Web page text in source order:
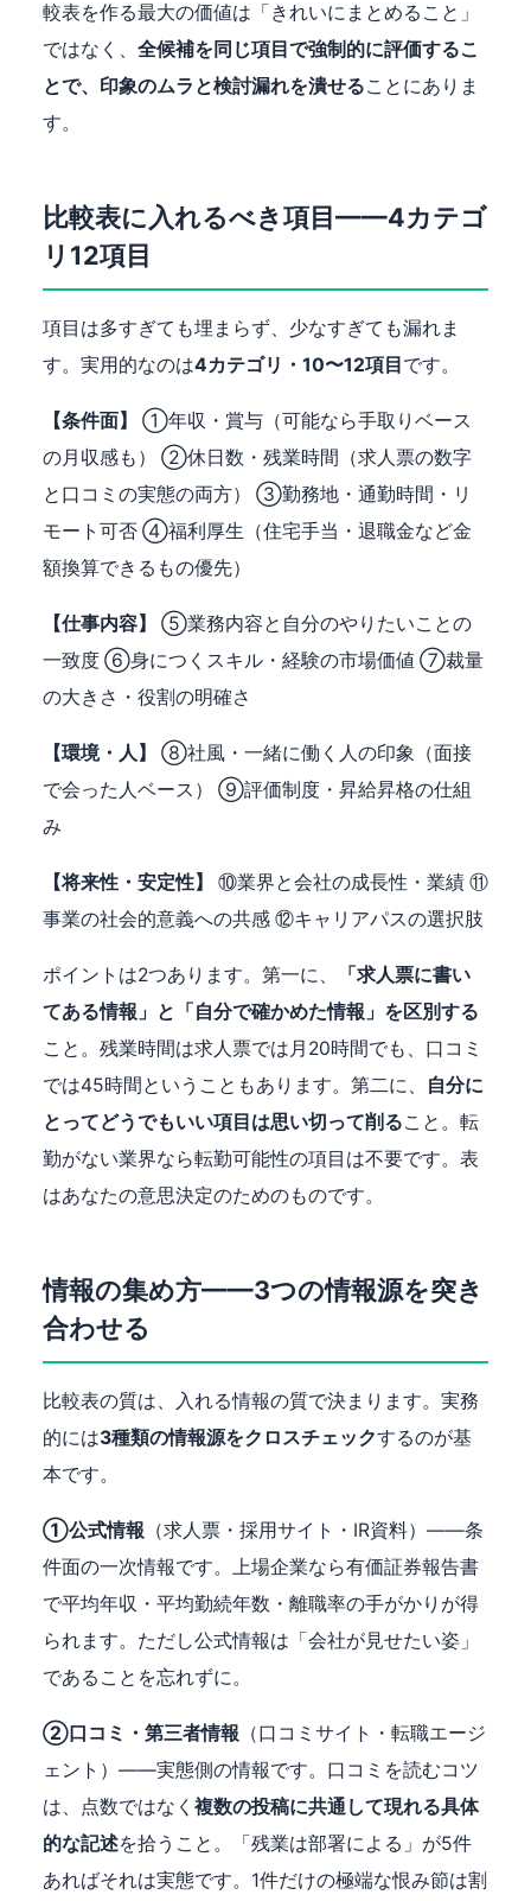
較表を作る最大の価値は「きれいにまとめること」
ではなく、 全候補を同じ項目で強制的に評価するこ
とで、印象のムラと検討漏れを潰せることにありま
す。
比較表に入れるべき項目——4カテゴ
リ12項目
項目は多すぎても埋まらず、少なすぎても漏れま
す。実用的なのは4カテゴリ・10〜12項目です。
【条件面】
①年収・賞与（可能なら手取りベース
の月収感も） ②休日数・残業時間（求人票の数字
と口コミの実態の両方） ③勤務地・通勤時間・リ
モート可否 ④福利厚生（住宅手当・退職金など金
額換算できるもの優先）
【仕事内容】
⑤業務内容と自分のやりたいことの
一致度 ⑥身につくスキル・経験の市場価値 ⑦裁量
の大きさ・役割の明確さ
【環境・人】
⑧社風・一緒に働く人の印象（面接
で会った人ベース） ⑨評価制度・昇給昇格の仕組
み
【将来性・安定性】
⑩業界と会社の成長性・業績 ⑪
事業の社会的意義への共感 ⑫キャリアパスの選択肢
ポイントは2つあります。第一に、
「求人票に書い
てある情報」と「自分で確かめた情報」を区別する
こと。残業時間は求人票では月20時間でも、口コミ
では45時間ということもあります。第二に、
自分に
とってどうでもいい項目は思い切って削ること。転
勤がない業界なら転勤可能性の項目は不要です。表
はあなたの意思決定のためのものです。
情報の集め方——3つの情報源を突き
合わせる
比較表の質は、入れる情報の質で決まります。実務
的には3種類の情報源をクロスチェックするのが基
本です。
①公式情報 （求人票・採用サイト・IR資料）——条
件面の一次情報です。上場企業なら有価証券報告書
で平均年収・平均勤続年数・離職率の手がかりが得
られます。ただし公式情報は「会社が見せたい姿」
であることを忘れずに。
②口コミ・第三者情報 （口コミサイト・転職エージ
ェント）——実態側の情報です。口コミを読むコツ
は、点数ではなく 複数の投稿に共通して現れる具体
的な記述を拾うこと。「残業は部署による」が5件
あればそれは実態です。1件だけの極端な恨み節は割